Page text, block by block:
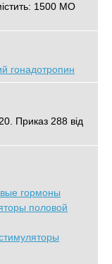
1500 МО
гонадотропин
Приказ 288 від
гормоны
половой